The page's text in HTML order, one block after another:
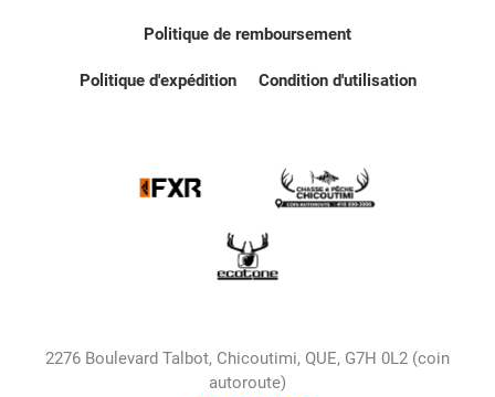
Politique de remboursement
Politique d'expédition Condition d'utilisation
2276 Boulevard Talbot, Chicoutimi, QUE, G7H 0L2 (coin
autoroute)